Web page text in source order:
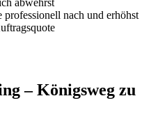
professionell nach und erhöhst
– Königsweg zu